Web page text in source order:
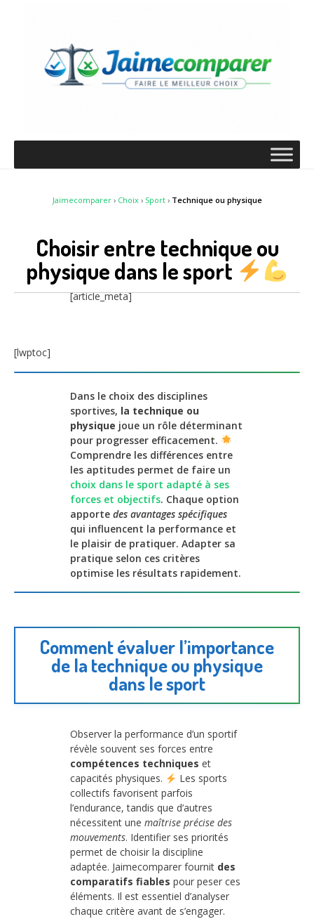
Jaimecomparer› Choix› Sport› Technique ou physique
Choisir entre technique ou
physique dans le sport
[article_meta]
[lwptoc]
Dans le choix des disciplines
sportives, la technique ou
physique joue un rôle déterminant
pour progresser efficacement.
Comprendre les différences entre
les aptitudes permet de faire un
choix dans le sport adapté à ses
forces et objectifs. Chaque option
apporte des avantages spécifiques
qui influencent la performance et
le plaisir de pratiquer. Adapter sa
pratique selon ces critères
optimise les résultats rapidement.
Comment évaluer l’importance
de la technique ou physique
dans le sport
Observer la performance d’un sportif
révèle souvent ses forces entre
compétences techniques et
capacités physiques.
Les sports
collectifs favorisent parfois
l’endurance, tandis que d’autres
nécessitent une maîtrise précise des
mouvements. Identifier ses priorités
permet de choisir la discipline
adaptée. Jaimecomparer fournit des
comparatifs fiables pour peser ces
éléments. Il est essentiel d’analyser
chaque critère avant de s’engager.